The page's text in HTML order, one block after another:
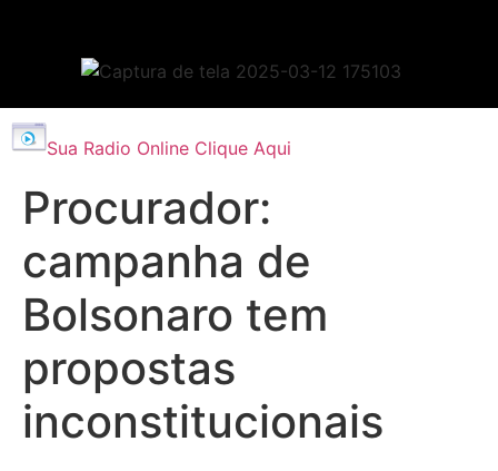
Sua Radio Online Clique Aqui
Procurador:
campanha de
Bolsonaro tem
propostas
inconstitucionais